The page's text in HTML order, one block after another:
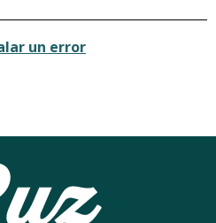
un error